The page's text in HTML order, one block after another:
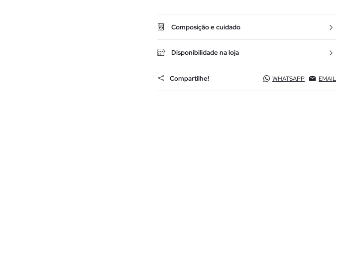
Composição e cuidado
Disponibilidade na loja
Compartilhe! WHATSAPP EMAIL